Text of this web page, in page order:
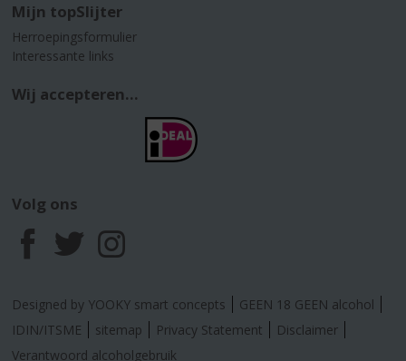
Mijn topSlijter
Herroepingsformulier
Interessante links
Wij accepteren...
Volg ons
F
a
c
T
w
i
I
n
s
Designed by YOOKY smart concepts
GEEN 18 GEEN alcohol
IDIN/ITSME
sitemap Privacy Statement
Disclaimer
Verantwoord alcoholgebruik